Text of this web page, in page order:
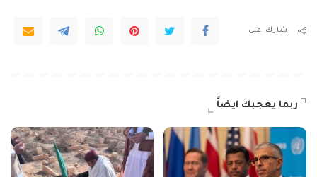
شارك على
ربما يعجبك ايضاً